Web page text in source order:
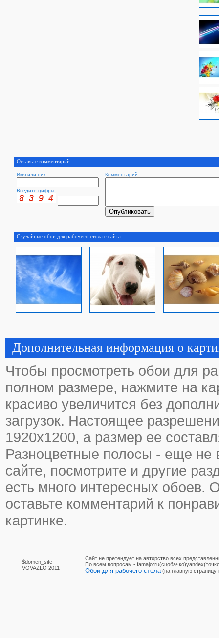
Оставьте комментарий.
Имя или ник: Комментарий:
Введите цифры:
Случайные обои для рабочего стола с сайта:
Дополнительная информация о
Чтобы просмотреть обои для
полном размере, нажмите на
красиво увеличится без
загрузок. Настоящее
1920х1200, а размер ее
Разноцветные полосы - еще не
сайте, посмотрите и другие
есть много интересных обоев.
оставьте комментарий к
картинке.
$domen_site
VOVAZLO 2011
Сайт не претендует на авторство всех
По вcем вопросам -
Обои для рабочего стола (на главную страницу